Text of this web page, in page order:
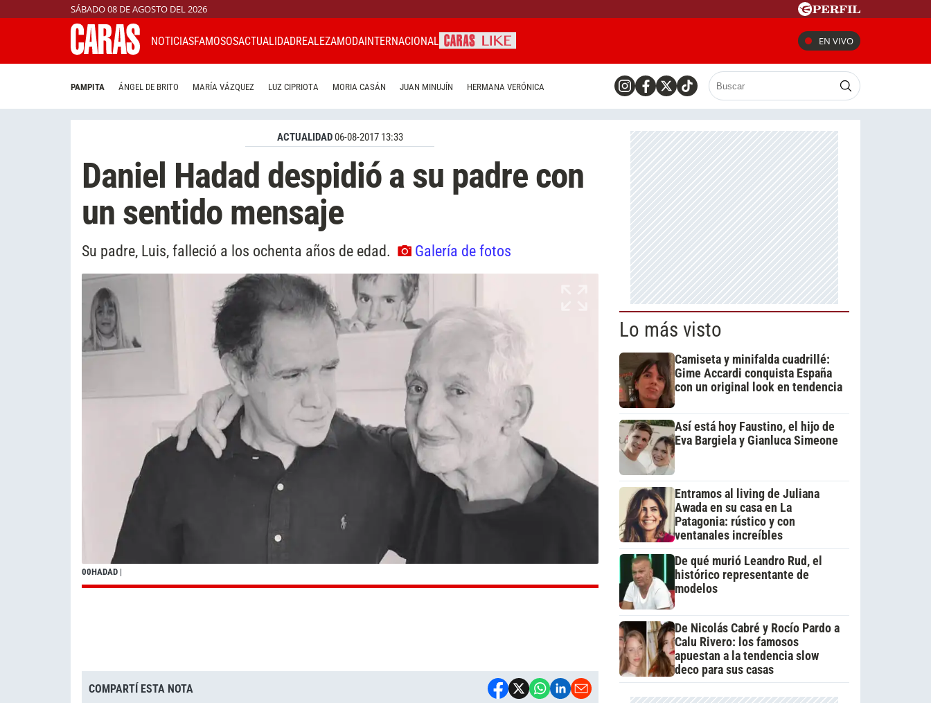
SÁBADO 08 DE AGOSTO DEL 2026
NOTICIASFAMOSOSACTUALIDADREALEZAMODAINTERNACIONAL EN VIVO
PAMPITA ÁNGEL DE BRITO MARÍA VÁZQUEZ LUZ CIPRIOTA MORIA CASÁN JUAN MINUJÍN HERMANA VERÓNICA
ACTUALIDAD06-08-2017 13:33
Daniel Hadad despidió a su padre con
un sentido mensaje
Su padre, Luis, falleció a los ochenta años de edad. Galería de fotos
00HADAD |
COMPARTÍ ESTA NOTA
Lo más visto
Camiseta y minifalda cuadrillé:
Gime Accardi conquista España
con un original look en tendencia
Así está hoy Faustino, el hijo de
Eva Bargiela y Gianluca Simeone
Entramos al living de Juliana
Awada en su casa en La
Patagonia: rústico y con
ventanales increíbles
De qué murió Leandro Rud, el
histórico representante de
modelos
De Nicolás Cabré y Rocío Pardo a
Calu Rivero: los famosos
apuestan a la tendencia slow
deco para sus casas